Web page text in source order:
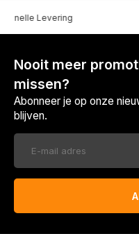
Levering
Nooit meer
missen?
Abonneer je op onze
blijven.